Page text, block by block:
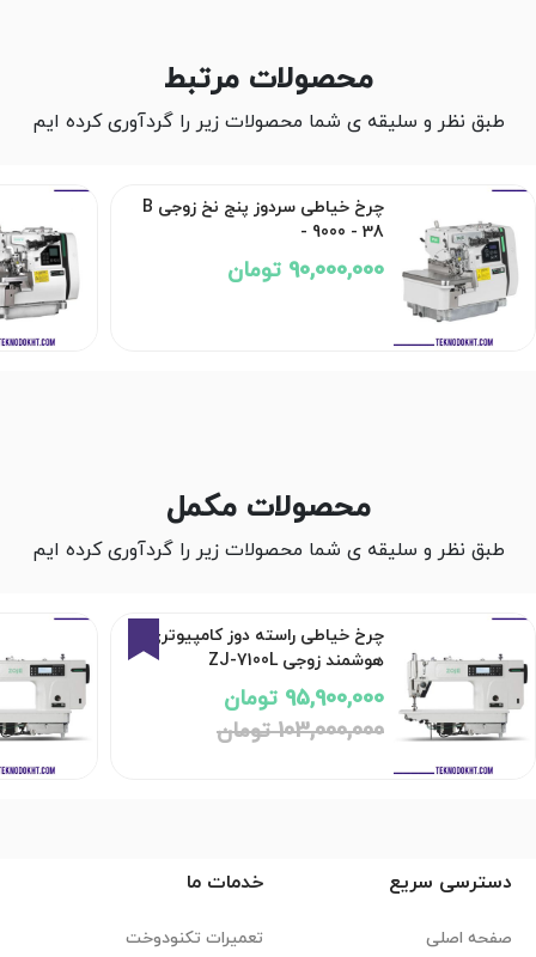
محصولات مرتبط
طبق نظر و سلیقه ی شما محصولات زیر را گردآوری کرده ایم
چرخ خیاطی سردوز پنج نخ زوجی B
- 9000 - 38
90,000,000 تومان
محصولات مکمل
طبق نظر و سلیقه ی شما محصولات زیر را گردآوری کرده ایم
چرخ خیاطی راسته دوز کامپیوتری
هوشمند زوجی ZJ-7100L
95,900,000 تومان
103,000,000 تومان
دسترسی سریع
صفحه اصلی
خدمات ما
تعمیرات تکنودوخت